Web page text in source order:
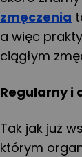
zmęczenia
a więc
ciągłym
Regularny i
Tak jak już
którym